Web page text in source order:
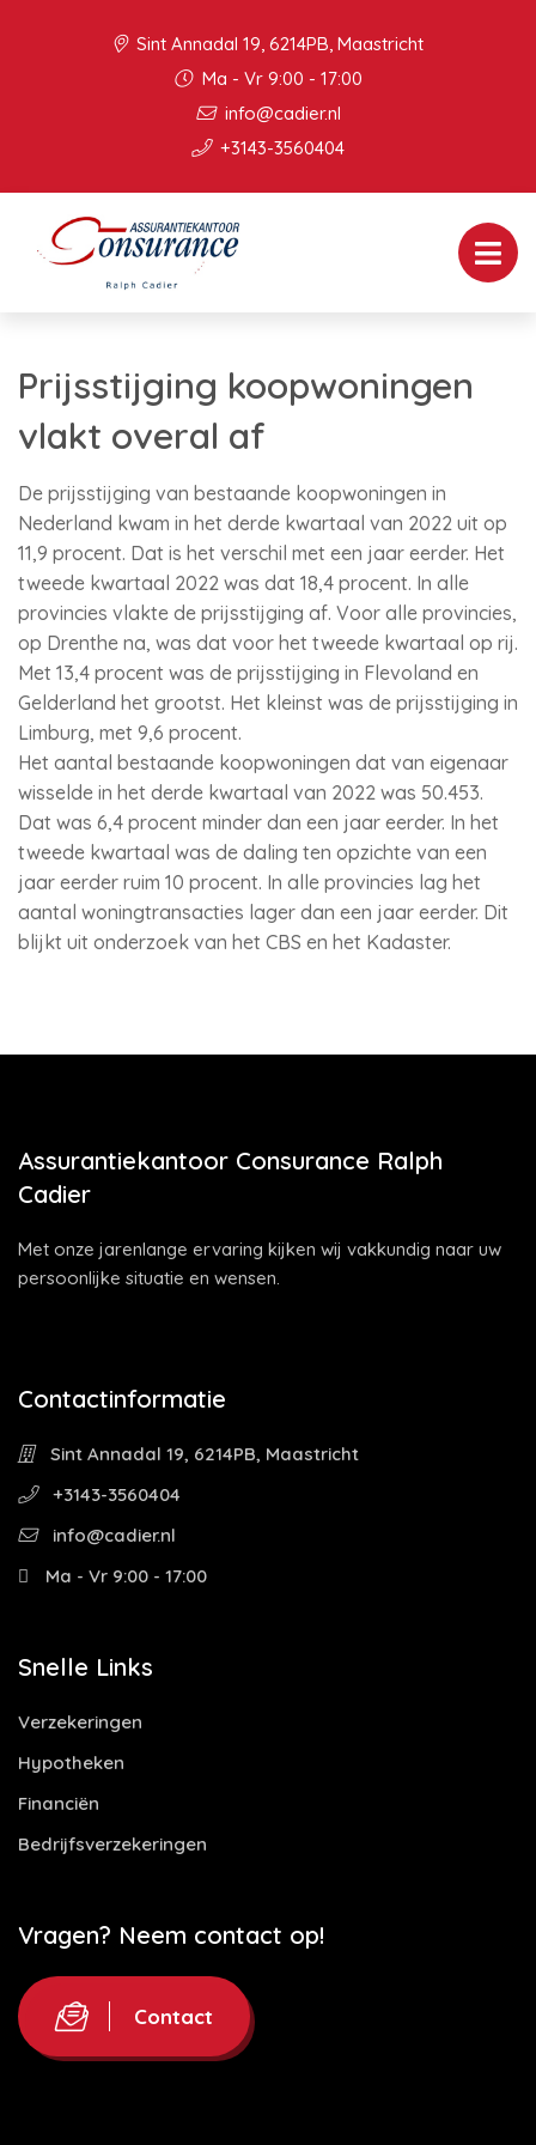
Sint Annadal 19, 6214PB, Maastricht
Ma - Vr 9:00 - 17:00
info@cadier.nl
+3143-3560404
Prijsstijging koopwoningen
vlakt overal af
De prijsstijging van bestaande koopwoningen in
Nederland kwam in het derde kwartaal van 2022 uit op
11,9 procent. Dat is het verschil met een jaar eerder. Het
tweede kwartaal 2022 was dat 18,4 procent. In alle
provincies vlakte de prijsstijging af. Voor alle provincies,
op Drenthe na, was dat voor het tweede kwartaal op rij.
Met 13,4 procent was de prijsstijging in Flevoland en
Gelderland het grootst. Het kleinst was de prijsstijging in
Limburg, met 9,6 procent.
Het aantal bestaande koopwoningen dat van eigenaar
wisselde in het derde kwartaal van 2022 was 50.453.
Dat was 6,4 procent minder dan een jaar eerder. In het
tweede kwartaal was de daling ten opzichte van een
jaar eerder ruim 10 procent. In alle provincies lag het
aantal woningtransacties lager dan een jaar eerder. Dit
blijkt uit onderzoek van het CBS en het Kadaster.
Assurantiekantoor Consurance Ralph
Cadier
Met onze jarenlange ervaring kijken wij vakkundig naar uw
persoonlijke situatie en wensen.
Contactinformatie
Sint Annadal 19, 6214PB, Maastricht
+3143-3560404
info@cadier.nl
Ma - Vr 9:00 - 17:00
Snelle Links
Verzekeringen
Hypotheken
Financiën
Bedrijfsverzekeringen
Vragen? Neem contact op!
Contact